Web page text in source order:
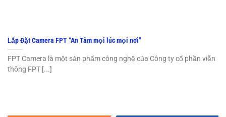
Lắp Đặt Camera FPT “An Tâm mọi lúc mọi nơi”
FPT Camera là một sản phẩm công nghệ của Công ty cổ phần viễn
thông FPT [...]